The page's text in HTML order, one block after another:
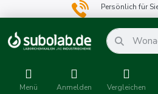
Persönlich für
Menü Anmelden Vergleichen